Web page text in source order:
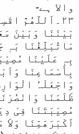
والا ہے-
۲۳۔اَللّھُمَّ
بَیْنَنَا وَبَیْنَ
مَاتُبَلِّغُنَا بَہٖ
بِہٖ عَلَیْنَا
بِأَسْمَاعِنَا
وَاجْعَلْہُ
ظَلَمَنَا
مُصِیْبَتَنَا فِیْ
اَکْبَرَھَمِّنَا وَلاَ